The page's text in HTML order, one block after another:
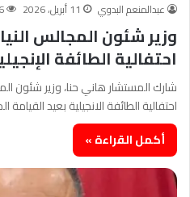
عبدالمنعم البدوي 11 أبريل، 2026 6
وزير شئون المجالس
احتفالية الطائفة
شارك المستشار هاني حنا، وزير شئون
احتفالية الطائفة الانجيلية بعيد
أكمل القراءة »